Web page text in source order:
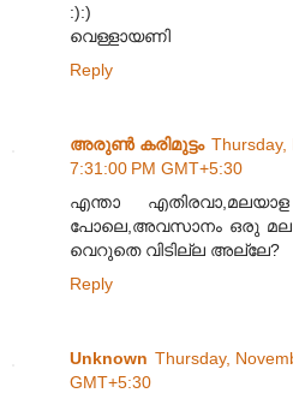
:):)
വെള്ളായണി
Reply
അരുണ്‍ കരിമുട്ടം Thursday,
7:31:00 PM GMT+5:30
എന്താ
പോലെ,അവസാനം ഒരു
വെറുതെ വിടില്ല അല്ലേ?
Reply
Unknown Thursday,
GMT+5:30